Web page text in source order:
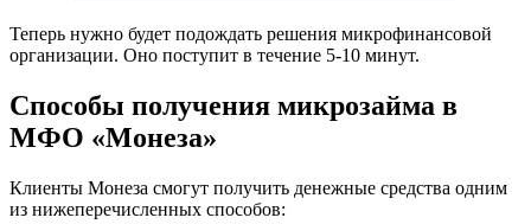
Теперь нужно будет подождать решения микрофинансовой
организации. Оно поступит в течение 5-10 минут.
Способы получения микрозайма в
МФО «Монеза»
Клиенты Монеза смогут получить денежные средства одним
из нижеперечисленных способов: